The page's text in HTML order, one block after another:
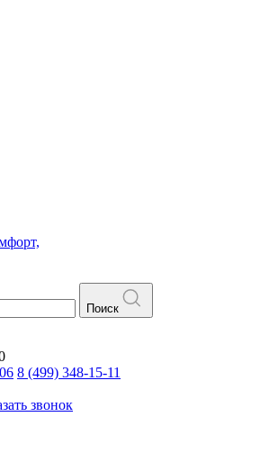
Поиск
8 (499) 348-15-11
звонок